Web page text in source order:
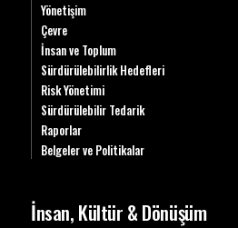
Yönetişim
Çevre
İnsan ve Toplum
Sürdürülebilirlik Hedefleri
Risk Yönetimi
Sürdürülebilir Tedarik
Raporlar
Belgeler ve Politikalar
İnsan, Kültür & Dönüşüm